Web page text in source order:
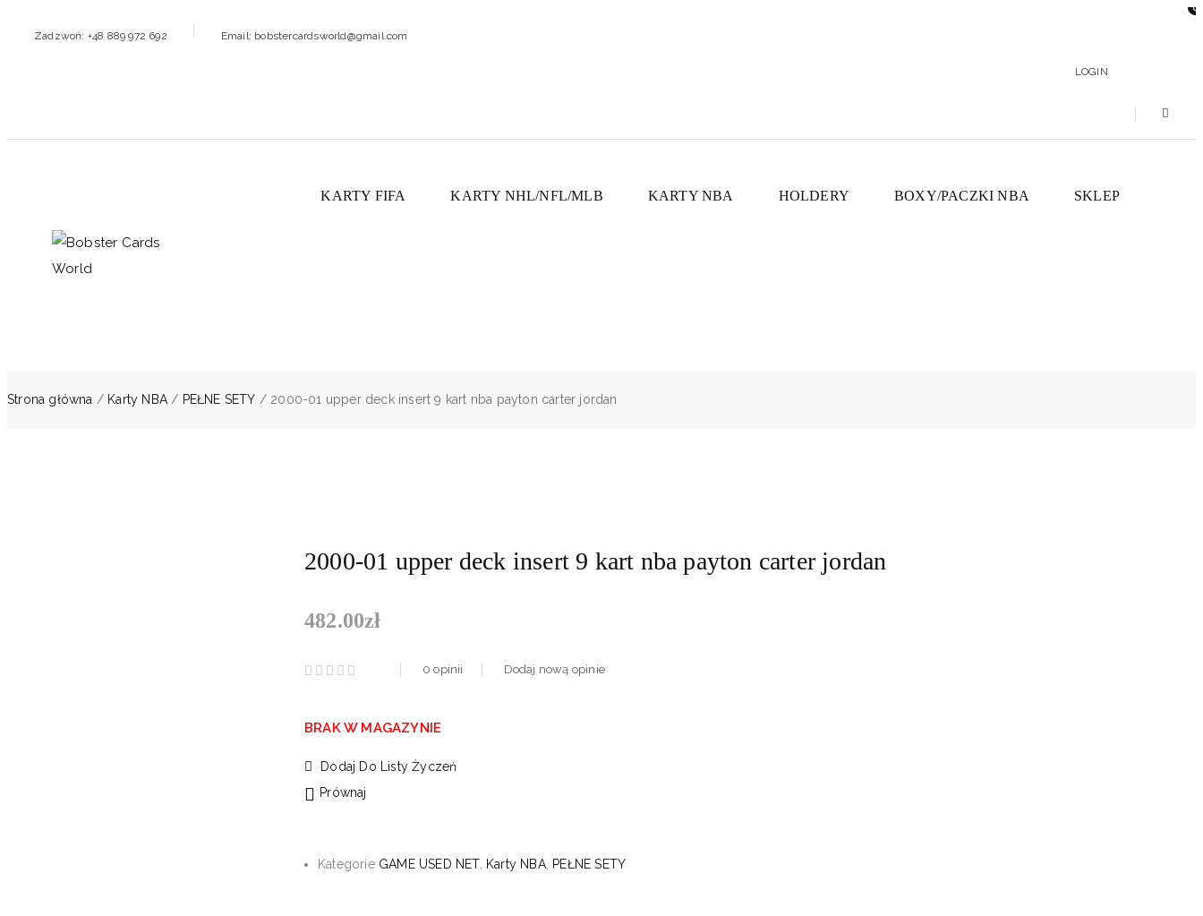
Zadzwoń: +48 889 972 692 Email: bobstercardsworld@gmail.com
LOGIN
KARTY FIFA KARTY NHL/NFL/MLB KARTY NBA HOLDERY BOXY/PACZKI NBA SKLEP
0
Strona główna / Karty NBA / PEŁNE SETY / 2000-01 upper deck insert 9 kart nba payton carter jordan
2000-01 upper deck insert 9 kart nba payton carter jordan
482.00zł
0 opinii Dodaj nową opinie
BRAK W MAGAZYNIE
Dodaj Do Listy Życzeń
Prównaj
Kategorie GAME USED NET, Karty NBA, PEŁNE SETY